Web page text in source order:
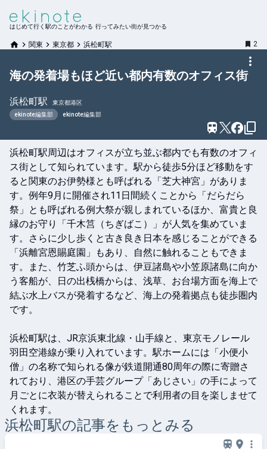
はじめて行く駅のことがわかる 行ってみたい街が見つかる
関東 東京都 浜松町駅 2
海の発着場もほど近い都内有数のオフィス街
浜松町駅
東京都港区
ekinote編集部
ekinote編集部
浜松町駅周辺はオフィスが立ち並ぶ都内でも有数のオフィ
ス街として知られています。駅から徒歩5分ほど移動をす
ると関東のお伊勢様とも呼ばれる「芝大神宮」がありま
す。例年9月に開催され11日間続くことから「だらだら
祭」とも呼ばれる例大祭が親しまれているほか、富貴と良
縁のお守り「千木筥（ちぎばこ）」が人気を集めていま
す。さらに少し歩くと古き良き日本を感じることができる
「浜離宮恩賜庭園」もあり、自然に触れることもできま
す。また、竹芝ふ頭からは、伊豆諸島や小笠原諸島に向か
う客船が、日の出桟橋からは、浅草、お台場方面を海上で
結ぶ水上バスが発着するなど、海上の発着拠点も徒歩圏内
です。
浜松町駅は、JR京浜東北線・山手線と、東京モノレール
羽田空港線が乗り入れています。駅ホームには「小便小
僧」の名称で知られる像が鉄道開通80周年の際に寄贈さ
れており、港区の手芸グループ「あじさい」の手によって
月ごとに衣装が替えられることで利用者の目を楽しませて
くれます。
浜松町駅の記事をもっとみる